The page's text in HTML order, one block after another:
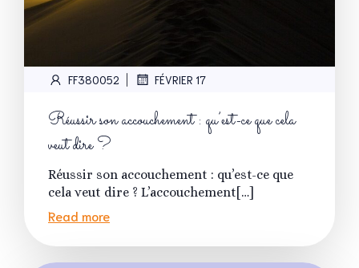
FF380052 | FÉVRIER 17
Réussir son accouchement : qu’est-ce que cela
veut dire ?
Réussir son accouchement : qu’est-ce que
cela veut dire ? L’accouchement[…]
Read more